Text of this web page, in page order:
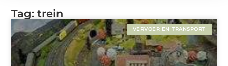
Tag: trein
VERVOER EN TRANSPORT